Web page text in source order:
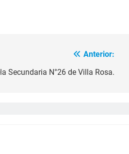
Anterior:
Secundaria N°26 de Villa Rosa.